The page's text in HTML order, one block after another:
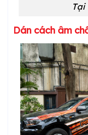
Tại
Dán cách âm